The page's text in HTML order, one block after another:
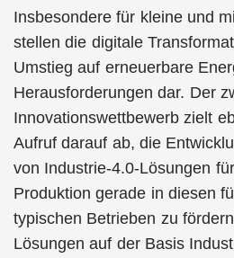
Insbesondere für kleine und
stellen die digitale
Umstieg auf erneuerbare
Herausforderungen dar. Der
Innovationswettbewerb zielt
Aufruf darauf ab, die
von Industrie-4.0-Lösungen
Produktion gerade in diesen
typischen Betrieben zu
Lösungen auf der Basis